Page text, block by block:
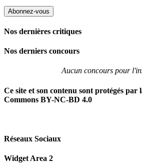
Abonnez-vous
Nos dernières critiques
Nos derniers concours
Aucun concours pour
Ce site et son contenu sont protégés par
Commons BY-NC-BD 4.0
Réseaux Sociaux
Widget Area 2